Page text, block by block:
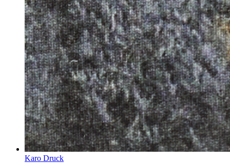
Karo Druck